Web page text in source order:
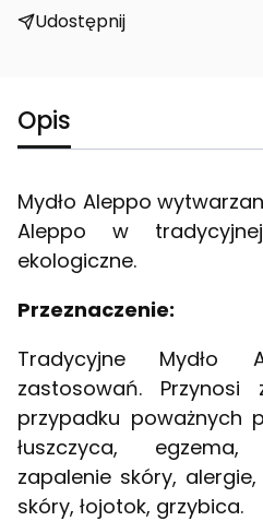
Udostępnij
Opis
Mydło Aleppo
Aleppo w
ekologiczne.
Przeznaczenie:
Tradycyjne Mydło
zastosowań.
przypadku poważnych
łuszczyca,
zapalenie skóry,
skóry, łojotok, grzybica.